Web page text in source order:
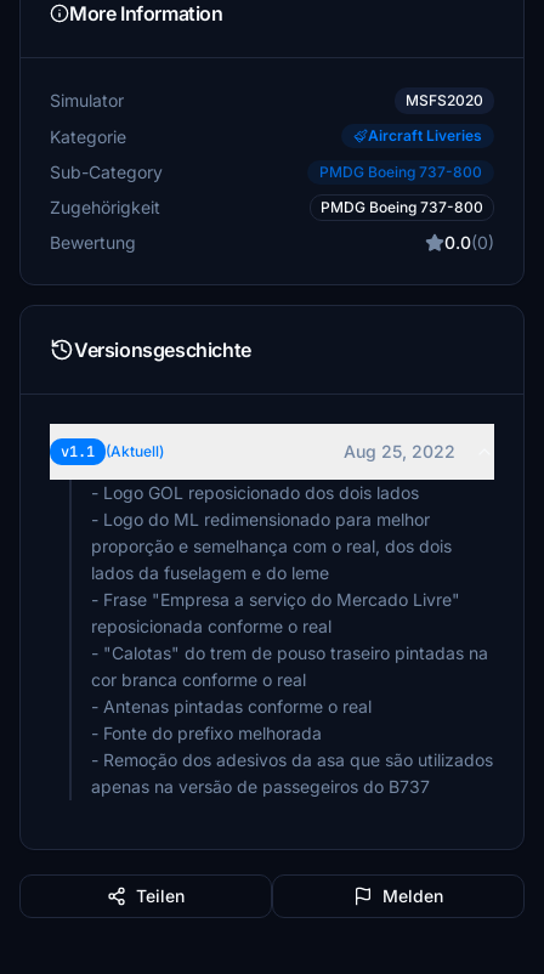
More Information
Simulator MSFS2020
Kategorie Aircraft Liveries
Sub-Category PMDG Boeing 737-800
Zugehörigkeit PMDG Boeing 737-800
Bewertung 0.0(0)
Versionsgeschichte
v1.1 (Aktuell)
Aug 25, 2022
- Logo GOL reposicionado dos dois lados
- Logo do ML redimensionado para melhor
proporção e semelhança com o real, dos dois
lados da fuselagem e do leme
- Frase "Empresa a serviço do Mercado Livre"
reposicionada conforme o real
- "Calotas" do trem de pouso traseiro pintadas na
cor branca conforme o real
- Antenas pintadas conforme o real
- Fonte do prefixo melhorada
- Remoção dos adesivos da asa que são utilizados
apenas na versão de passegeiros do B737
Teilen Melden